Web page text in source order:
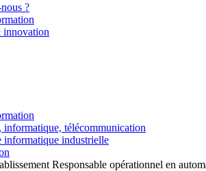
?
innovation
informatique, télécommunication
informatique industrielle
Responsable opérationnel en